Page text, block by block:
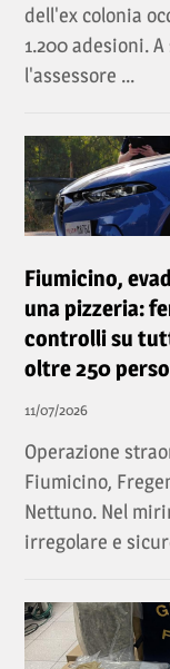
dell'ex colonia
1.200 adesioni.
l'assessore ...
Fiumicino,
una pizzeria:
controlli su
oltre 250
11/07/2026
Operazione
Fiumicino,
Nettuno. Nel
irregolare e